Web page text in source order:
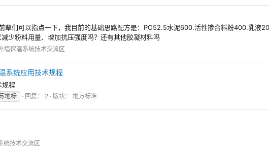
辈们可以指点一下，我目前的基础思路配方是：PO52.5水泥600.活性掺合料粉400.乳液
少粉料用量、增加抗压强度吗？还有其他胶凝材料吗
墙保温系统技术交流区
系统应用技术规程
规程
地标 回复： 2 版块： 地方标准
统技术交流区